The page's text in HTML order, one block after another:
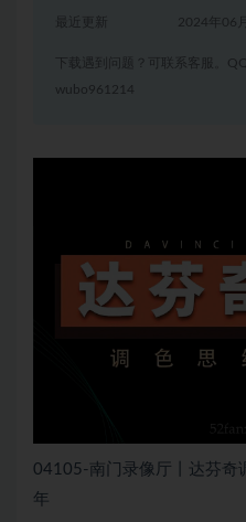
2024年06
下载遇到问题？可联系客服。
wubo961214
04105-南门录像厅丨达芬奇
年